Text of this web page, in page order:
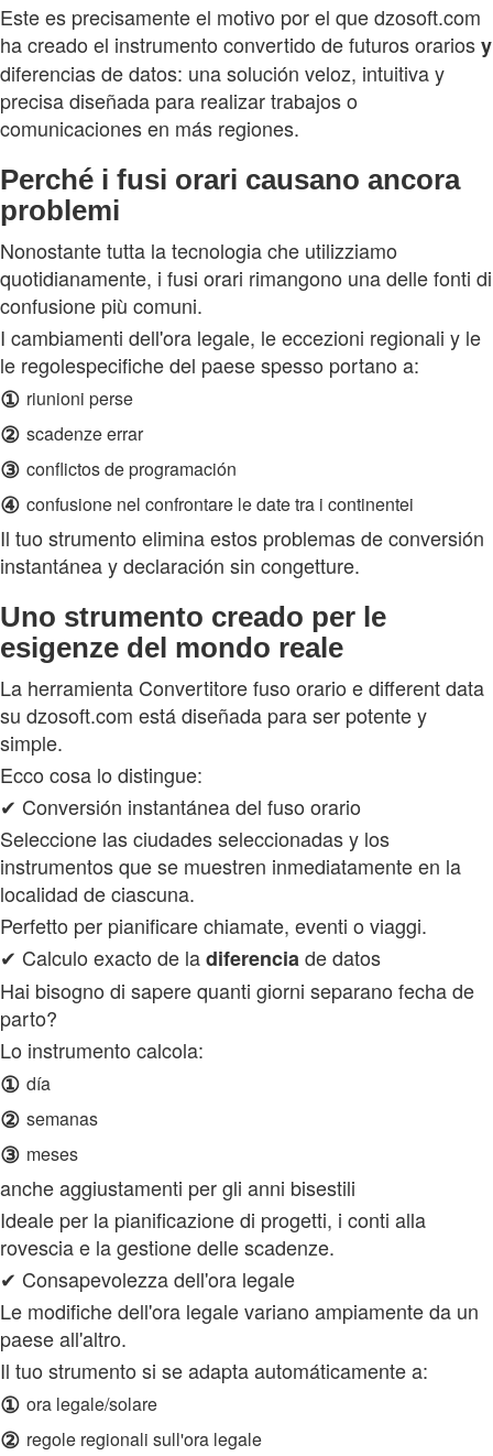
Este es precisamente el motivo por el que dzosoft.com
ha creado el instrumento convertido de futuros orariosy
diferencias de datos: una solución veloz, intuitiva y
precisa diseñada para realizar trabajos o
comunicaciones en más regiones.
Perché i fusi orari causano ancora
problemi
Nonostante tutta la tecnologia che utilizziamo
quotidianamente, i fusi orari rimangono una delle fonti di
confusione più comuni.
I cambiamenti dell'ora legale, le eccezioni regionali y le
le regolespecifiche del paese spesso portano a:
① riunioni perse
② scadenze errar
③ conflictos de programación
④ confusione nel confrontare le date tra i continentei
Il tuo strumento elimina estos problemas de conversión
instantánea y declaración sin congetture.
Uno strumento creado per le
esigenze del mondo reale
La herramienta Convertitore fuso orario e different data
su dzosoft.com está diseñada para ser potente y
simple.
Ecco cosa lo distingue:
✔ Conversión instantánea del fuso orario
Seleccione las ciudades seleccionadas y los
instrumentos que se muestren inmediatamente en la
localidad de ciascuna.
Perfetto per pianificare chiamate, eventi o viaggi.
✔ Calculo exacto de ladiferenciade datos
Hai bisogno di sapere quanti giorni separano fecha de
parto?
Lo instrumento calcola:
① día
② semanas
③ meses
anche aggiustamenti per gli anni bisestili
Ideale per la pianificazione di progetti, i conti alla
rovescia e la gestione delle scadenze.
✔ Consapevolezza dell'ora legale
Le modifiche dell'ora legale variano ampiamente da un
paese all'altro.
Il tuo strumento si se adapta automáticamente a:
① ora legale/solare
② regole regionali sull'ora legale